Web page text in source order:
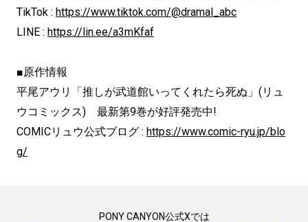
TikTok : https://www.tiktok.com/@dramal_abc
LINE : https://lin.ee/a3mKfaf
■原作情報
平尾アウリ「推しが武道館いってくれたら死ぬ」(リュ
ウコミックス) 最新第9巻が好評発売中!
COMICリュウ公式ブログ : https://www.comic-ryu.jp/blo
g/
PONY CANYON公式Xでは